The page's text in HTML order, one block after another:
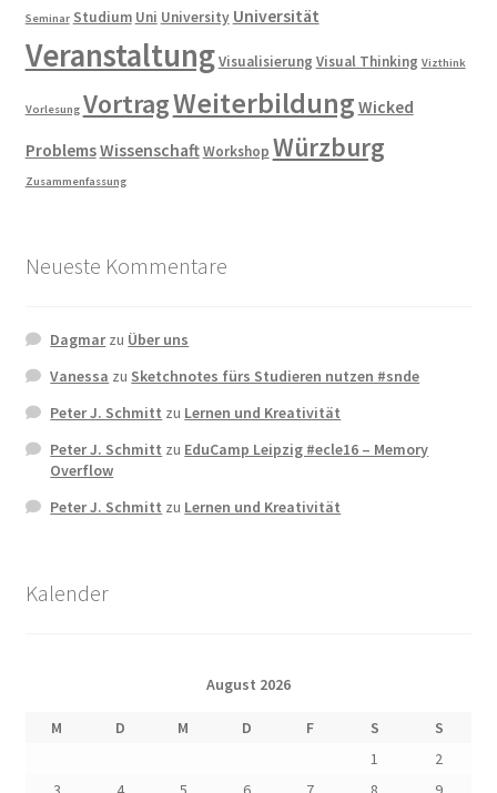
Seminar Studium Uni University Universität
VeranstaltungVisualisierung Visual Thinking Vizthink
Vorlesung VortragWeiterbildung Wicked
ProblemsWissenschaftWorkshop Würzburg
Zusammenfassung
Neueste Kommentare
Dagmarzu Über uns
Vanessa zu Sketchnotes fürs Studieren nutzen #snde
Peter J. Schmitt zu Lernen und Kreativität
Peter J. Schmitt zu EduCamp Leipzig #ecle16 – Memory
Overflow
Peter J. Schmitt zu Lernen und Kreativität
Kalender
August 2026
M D M D F S
S
1
2